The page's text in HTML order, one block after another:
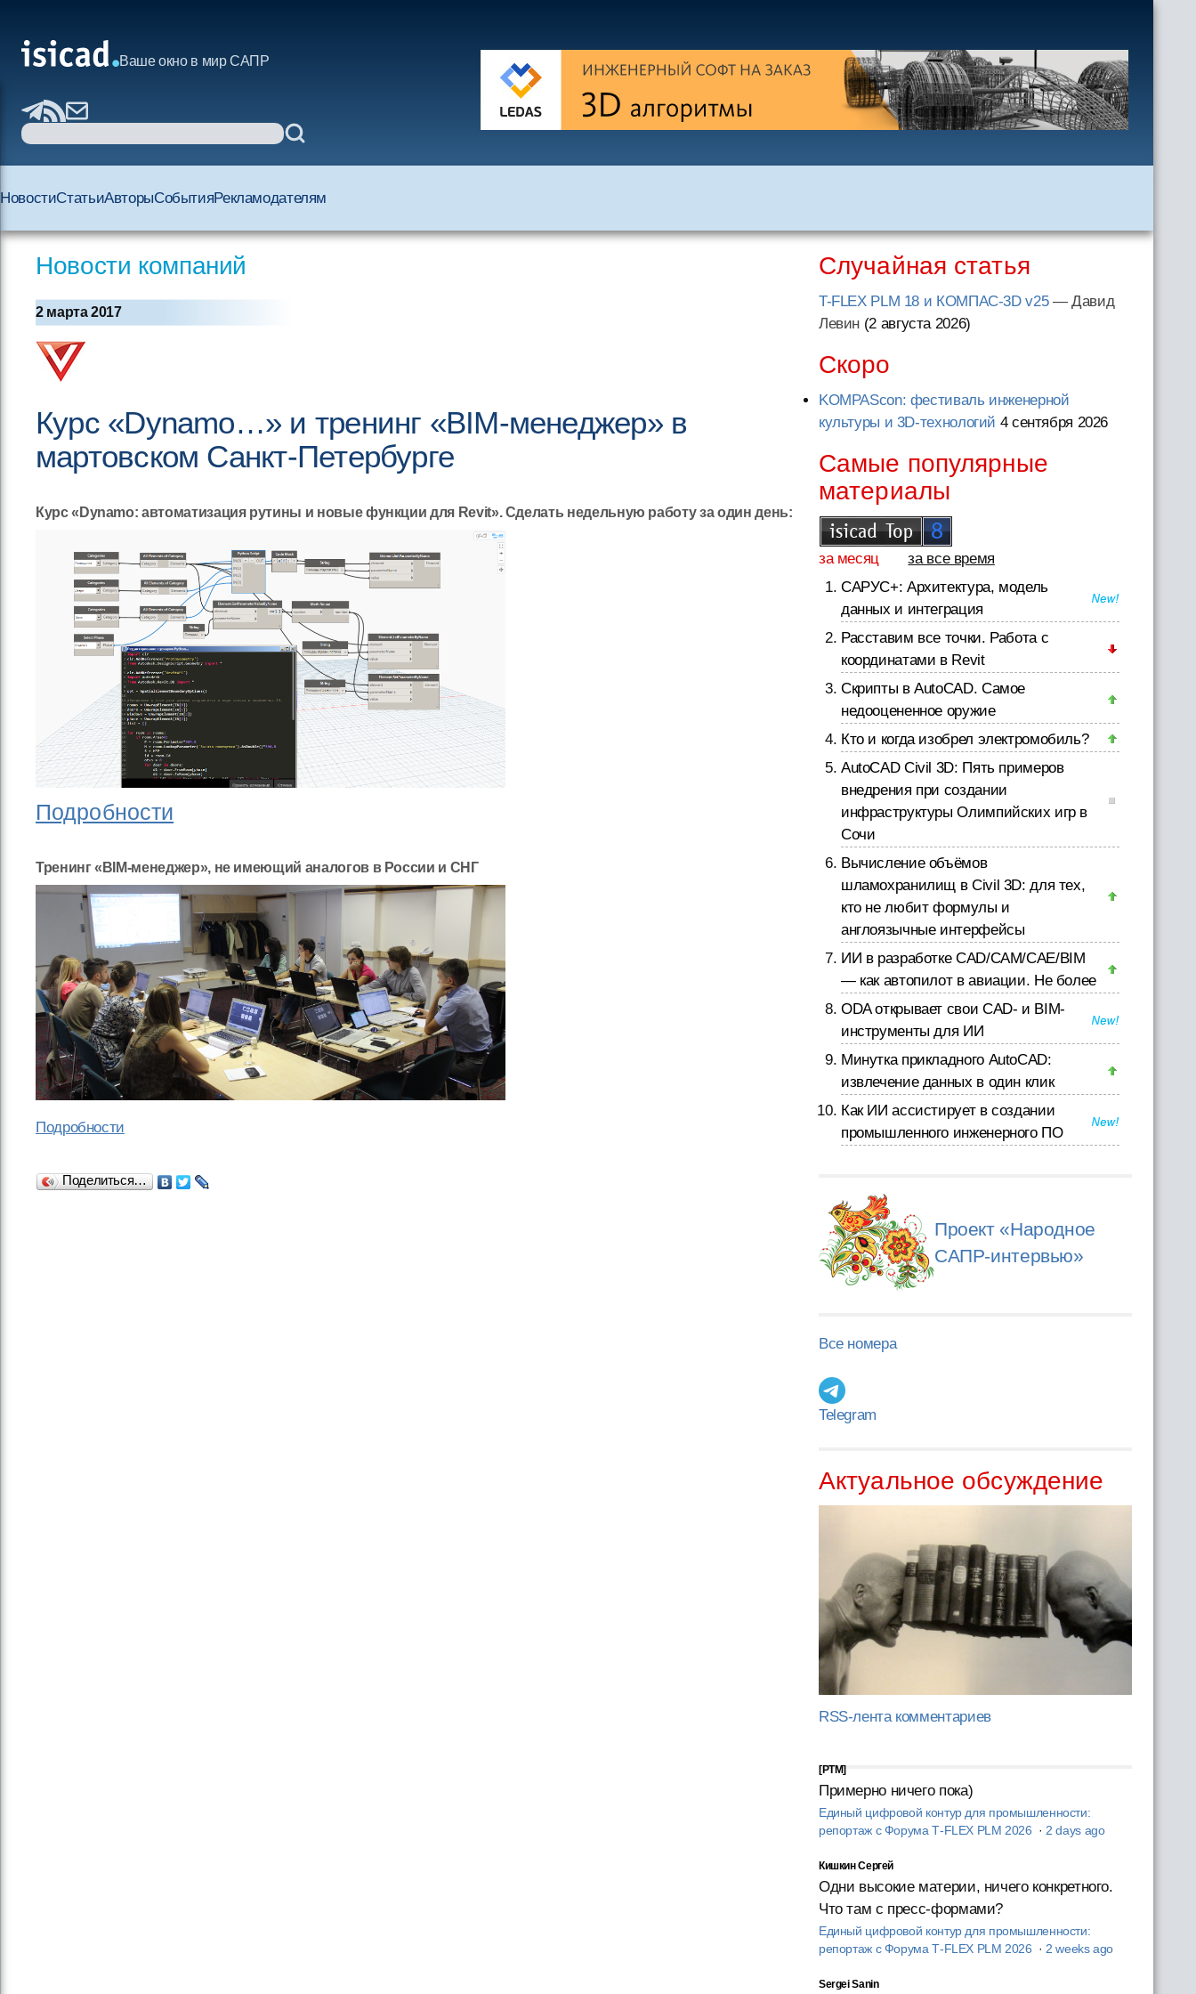
Ваше окно в мир САПР
НовостиСтатьиАвторыСобытияРекламодателям
Новости компаний
2 марта 2017
Курс «Dynamo…» и тренинг «BIM-менеджер» в
мартовском Санкт-Петербурге
Курс «Dynamo: автоматизация рутины и новые функции для Revit». Сделать недельную работу за один день:
Подробности
Тренинг «BIM-менеджер», не имеющий аналогов в России и СНГ
Подробности
Поделиться…
Случайная статья
T-FLEX PLM 18 и КОМПАС-3D v25— Давид
Левин (2 августа 2026)
Скоро
KOMPAScon: фестиваль инженерной
культуры и 3D-технологий 4 сентября 2026
Самые популярные
материалы
за месяц
за все время
САРУС+: Архитектура, модель
данных и интеграция
Расставим все точки. Работа с
координатами в Revit
Скрипты в AutoCAD. Самое
недооцененное оружие
Кто и когда изобрел электромобиль?
AutoCAD Civil 3D: Пять примеров
внедрения при создании
инфраструктуры Олимпийских игр в
Сочи
Вычисление объёмов
шламохранилищ в Civil 3D: для тех,
кто не любит формулы и
англоязычные интерфейсы
ИИ в разработке CAD/CAM/CAE/BIM
— как автопилот в авиации. Не более
ODA открывает свои CAD- и BIM-
инструменты для ИИ
Минутка прикладного AutoCAD:
извлечение данных в один клик
Как ИИ ассистирует в создании
промышленного инженерного ПО
Проект «Народное
САПР-интервью»
Все номера
Telegram
Актуальное обсуждение
RSS-лента комментариев
[PTM]
Примерно ничего пока)
Единый цифровой контур для промышленности:
репортаж с Форума T‑FLEX PLM 2026 · 2 days ago
Кишкин Сергей
Одни высокие материи, ничего конкретного.
Что там с пресс-формами?
Единый цифровой контур для промышленности:
репортаж с Форума T‑FLEX PLM 2026 · 2 weeks ago
Sergei Sanin